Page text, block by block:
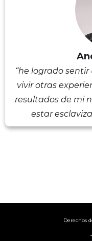
“he logrado
vivir otras
resultados de mi
estar
Derechos